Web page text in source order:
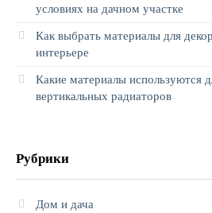
условиях на дачном участке
Как выбрать материалы для
интерьере
Какие материалы используются
вертикальных радиаторов
Рубрики
Дом и дача